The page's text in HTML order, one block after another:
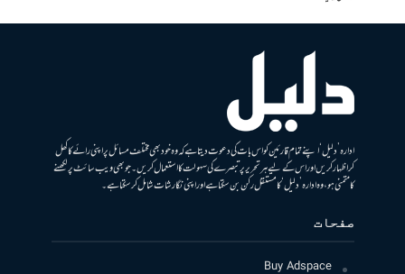
ادارہ ’دلیل‘ اپنے تمام قارئین کو اس بات کی دعوت دیتا ہے کہ وہ خود بھی مختلف مسائل پر اپنی رائے کا کھل
کر اظہار کریں اور اس کے لیے ہر تحریر پر تبصرے کی سہولت کا استعمال کریں۔ جو بھی ویب سائٹ پر لکھنے
کا متمنی ہو، وہ ادارہ ’دلیل‘ کا مستقل رکن بن سکتا ہے اور اپنی نگارشات شامل کرسکتا ہے۔
صفحات
Buy Adspace